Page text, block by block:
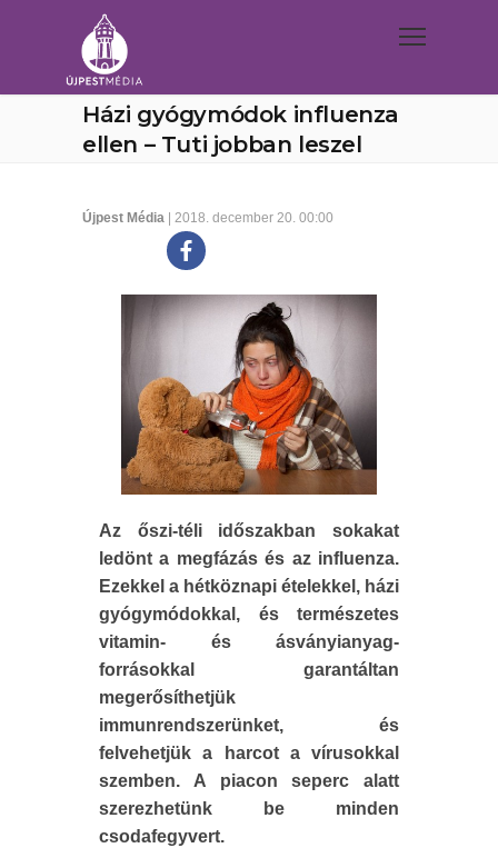
Házi gyógymódok influenza
ellen – Tuti jobban leszel
Újpest Média | 2018. december 20. 00:00
Az őszi-téli időszakban sokakat
ledönt a megfázás és az influenza.
Ezekkel a hétköznapi ételekkel, házi
gyógymódokkal, és természetes
vitamin- és ásványianyag-
forrásokkal garantáltan
megerősíthetjük
immunrendszerünket, és
felvehetjük a harcot a vírusokkal
szemben. A piacon seperc alatt
szerezhetünk be minden
csodafegyvert.